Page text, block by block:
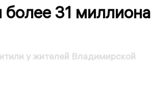
31 миллиона
у жителей Владимирской